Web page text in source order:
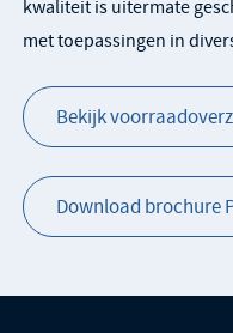
kwaliteit is uitermate
met toepassingen in
Bekijk
Download brochure